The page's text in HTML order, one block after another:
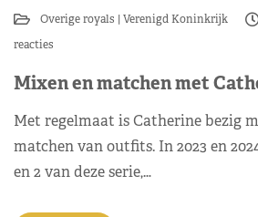
Overige royals Verenigd Koninkrijk
reacties
Mixen en matchen met
Met regelmaat is Catherine bezig
matchen van outfits. In 2023 en
en 2 van deze serie,…